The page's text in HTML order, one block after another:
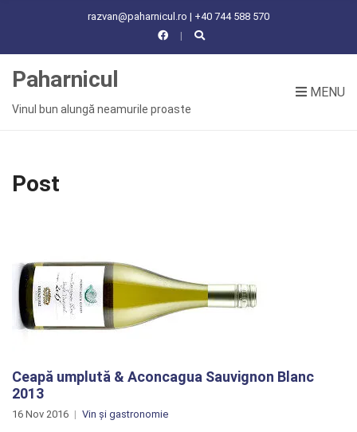
razvan@paharnicul.ro | +40 744 588 570
R
Paharnicul
Vinul bun alungă neamurile proaste
MENU
Post
Ceapă umplută & Aconcagua Sauvignon Blanc
2013
16 Nov 2016 Vin și gastronomie